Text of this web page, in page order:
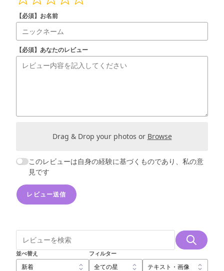
【必須】お名前
【必須】あなたのレビュー
Drag & Drop your photos or Browse
このレビューは自身の経験に基づくものであり、私の意
見です
レビュー送信
並べ替え フィルター